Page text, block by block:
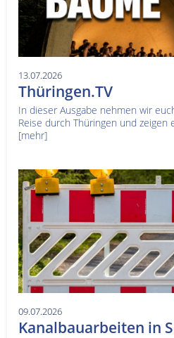
13.07.2026
Thüringen.TV
In dieser Ausgabe nehmen wir
Reise durch Thüringen und zeigen
[mehr]
09.07.2026
Kanalbauarbeiten in